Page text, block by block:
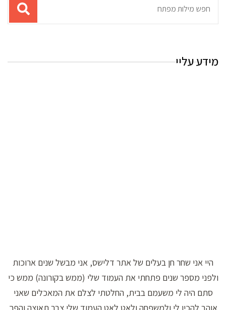
עבור
מידע עליי
היי אני שחר חן בעלים של אתר דלישס, אני מבשל שנים ארוכות
ולפני מספר שנים פתחתי את העמוד שלי (ממש בקורונה) ממש כי
סתם היה לי משעמם בבית, החלטתי לצלם את המאכלים שאני